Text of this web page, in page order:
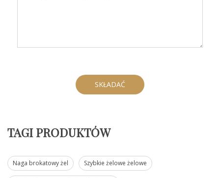
SKŁADAĆ
TAGI PRODUKTÓW
Naga brokatowy żel Szybkie żelowe żelowe